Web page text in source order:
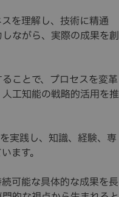
を理解し、技術に精通
ながら、実際の成果を創
ことで、プロセスを変革
工知能の戦略的活用を推
実践し、知識、経験、専
ます。
可能な具体的な成果を長